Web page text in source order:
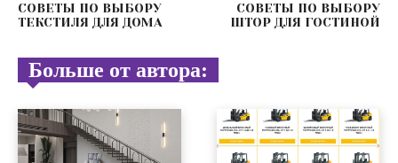
СОВЕТЫ ПО ВЫБОРУ
ТЕКСТИЛЯ ДЛЯ ДОМА
СОВЕТЫ ПО ВЫБОРУ
ШТОР ДЛЯ ГОСТИНОЙ
Больше от автора: